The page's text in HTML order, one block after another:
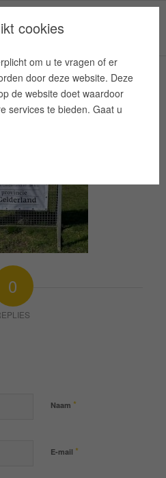
0
Naam *
E-mail *
cookies
om u te vragen of er
door deze website. Deze
de website doet waardoor
services te bieden. Gaat u